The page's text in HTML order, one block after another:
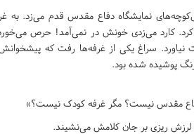
نمایشگاه دفاع مقدس قدم می‌زد. به
کرد. کارد می‌زدی خونش در نمی‌آمد! حرص
سراغ یکی از غرفه‌ها رفت که پیشخوانش
پوشیده شده بود.
دفاع مقدس نیست؟ مگر غرفه کودک نیست؟»
ریزی بر جان کلامش می‌نشیند.